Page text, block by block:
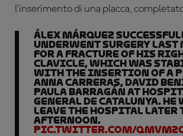
l'inserimento di una placca,
Álex Márquez
underwent surgery last
for a fracture of his
clavicle, which was
with the insertion of a
Anna Carreras, David
Paula Barragán at
General de Catalunya.
leave the hospital later
afternoon.
pic.twitter.com/